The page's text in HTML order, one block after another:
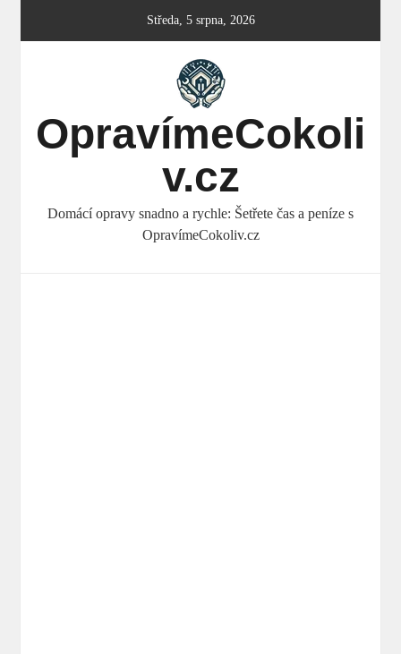
Středa, 5 srpna, 2026
OpravímeCokoli
v.cz
Domácí opravy snadno a rychle: Šetřete čas a peníze s
OpravímeCokoliv.cz